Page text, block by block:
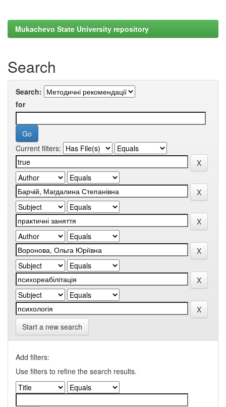
Mukachevo State University repository
Search
Search:
for
Current filters:
Start a new search
Add filters:
Use filters to refine the search results.